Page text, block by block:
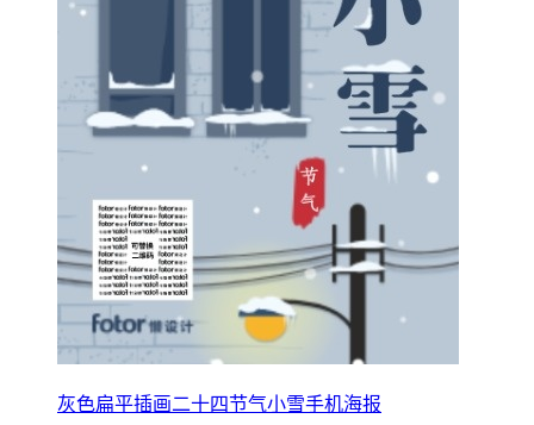
灰色扁平插画二十四节气小雪手机海报